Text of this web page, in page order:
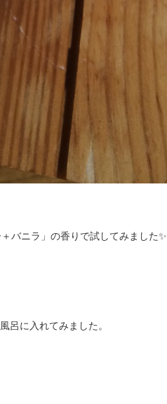
バニラ」の香りで試してみました✨
呂に入れてみました。